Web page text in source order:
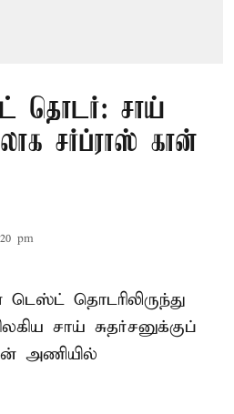
தொடர்: சாய்
சர்ப்ராஸ் கான்
pm
தொடரிலிருந்து
சாய் சுதர்சனுக்குப்
அணியில்